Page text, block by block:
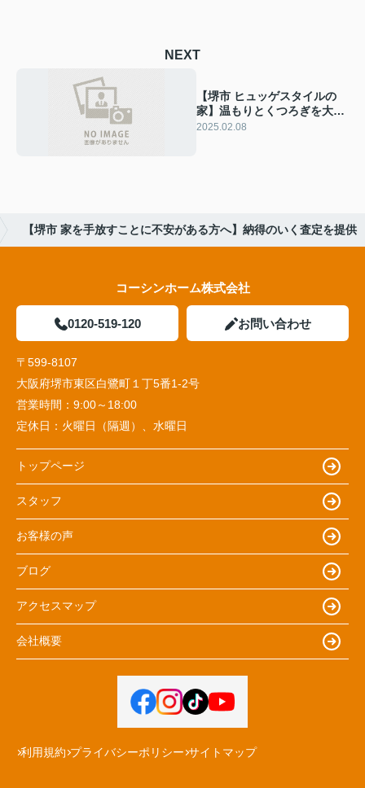
NEXT
【堺市 ヒュッゲスタイルの
家】温もりとくつろぎを大切
にした空間
2025.02.08
【堺市 家を手放すことに不安がある方へ】納得のいく査定を提供
コーシンホーム株式会社
0120-519-120 お問い合わせ
〒599-8107
大阪府堺市東区白鷺町１丁5番1‐2号
営業時間： 9:00～18:00
定休日： 火曜日（隔週）、水曜日
トップページ
スタッフ
お客様の声
ブログ
アクセスマップ
会社概要
利用規約 プライバシーポリシー サイトマップ